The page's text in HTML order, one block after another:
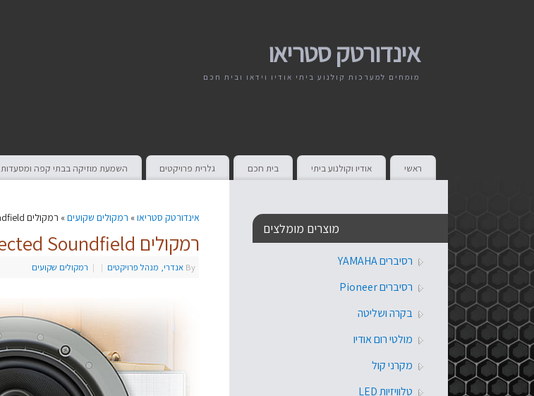
אינדורטק סטריאו
מומחים למערכות קולנוע ביתי אודיו וידאו ובית חכם
ראשי אודיו וקולנוע ביתי בית חכם גלרית פרויקטים השמעת מוזיקה בבתי קפה ומסעדות
אינדורטק סטריאו» רמקולים שקועים» רמקולים Directed Soundfield שקועי תקרה של Niles
רמקולים Directed Soundfield שקועי תקרה של Niles
By אנדרי, מנהל פרויקטים |
| רמקולים שקועים
מוצרים מומלצים
רסיברים YAMAHA
רסיברים Pioneer
בקרה ושליטה
מולטי רום אודיו
מקרני קול
טלוויזיות LED